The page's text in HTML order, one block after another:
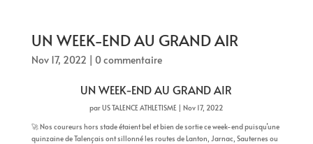
UN WEEK-END AU GRAND AIR
Nov 17, 2022 | 0 commentaire
UN WEEK-END AU GRAND AIR
parUS TALENCE ATHLETISME |Nov 17, 2022
🚀 Nos coureurs hors stade étaient bel et bien de sortie ce week-end puisqu’une
quinzaine de Talençais ont sillonné les routes de Lanton, Jarnac, Sauternes ou